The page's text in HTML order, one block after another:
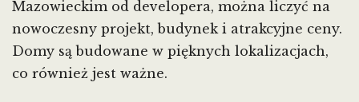
Mazowieckim od developera, można liczyć na
nowoczesny projekt, budynek i atrakcyjne ceny.
Domy są budowane w pięknych lokalizacjach,
co również jest ważne.